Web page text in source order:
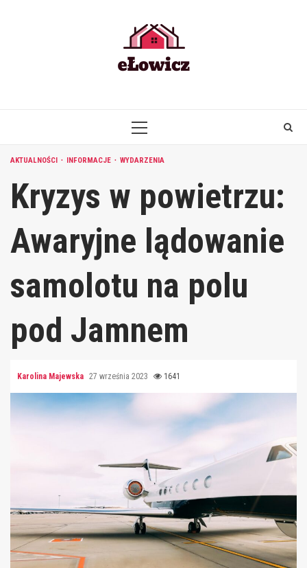
PRIMARY
AKTUALNOŚCI INFORMACJE WYDARZENIA
Kryzys w powietrzu:
Awaryjne lądowanie
samolotu na polu
pod Jamnem
Karolina Majewska 27 września 2023 1641